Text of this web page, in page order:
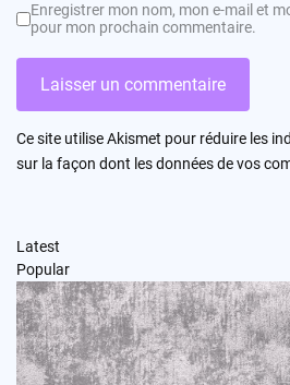
Enregistrer mon nom, mon e-mail et
pour mon prochain commentaire.
Ce site utilise Akismet pour réduire les
sur la façon dont les données de vos
Latest
Popular